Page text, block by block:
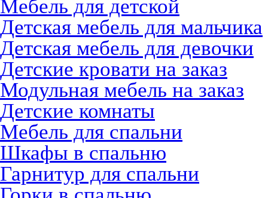
Мебель для детской
Детская мебель для мальчика
Детская мебель для девочки
Детские кровати на заказ
Модульная мебель на заказ
Детские комнаты
Мебель для спальни
Шкафы в спальню
Гарнитур для спальни